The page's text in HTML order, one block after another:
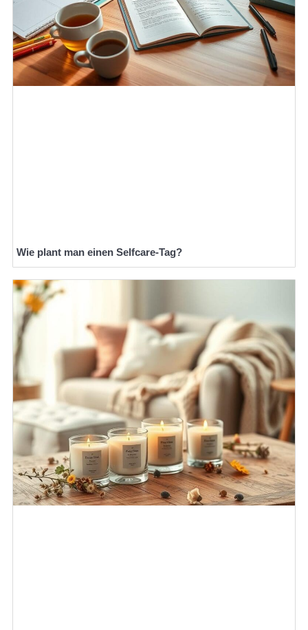
Wie plant man einen Selfcare-Tag?